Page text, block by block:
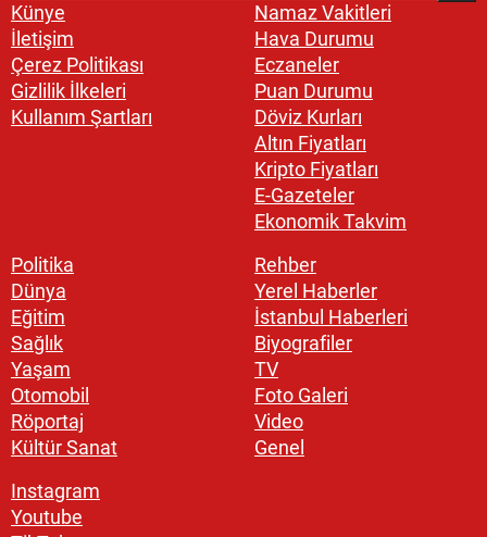
Künye
İletişim
Çerez Politikası
Gizlilik İlkeleri
Kullanım Şartları
Namaz Vakitleri
Hava Durumu
Eczaneler
Puan Durumu
Döviz Kurları
Altın Fiyatları
Kripto Fiyatları
E-Gazeteler
Ekonomik Takvim
Politika
Dünya
Eğitim
Sağlık
Yaşam
Otomobil
Röportaj
Kültür Sanat
Rehber
Yerel Haberler
İstanbul Haberleri
Biyografiler
TV
Foto Galeri
Video
Genel
Instagram
Youtube